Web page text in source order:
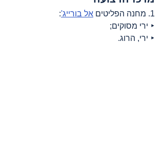
1. מחנה הפליטים אל בורייג':
‣ ירי מסוקים;
‣ ירי, הרוג.